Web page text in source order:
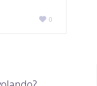
Love
0